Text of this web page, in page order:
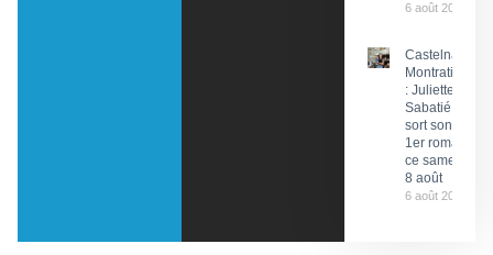
6 août 2026
Castelnau-
Montratier
: Juliette
Sabatié
sort son
1er roman
ce samedi
8 août
6 août 2026